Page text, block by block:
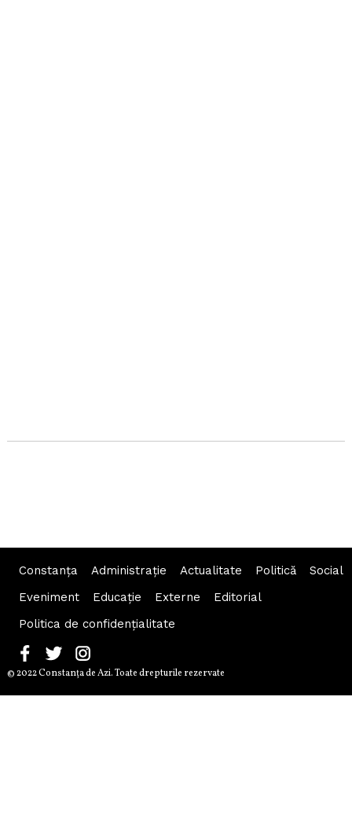
Constanța Administraţie Actualitate Politică
Social
Eveniment
Educaţie Externe
Editorial
Politica de confidențialitate
© 2022 Constanţa de Azi. Toate drepturile rezervate